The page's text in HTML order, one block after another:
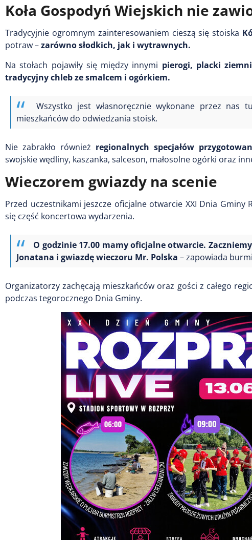
Koła Gospodyń Wiejskich nie
Tradycyjnie ogromnym zainteresowaniem cieszą się stoiska
potraw –zarówno słodkich, jak i wytrawnych.
Na stołach pojawiły się między innymi pierogi, placki
tradycyjny chleb ze smalcem i ogórkiem.
Wszystko jest własnoręcznie wykonane przez nas
mieszkańców do odwiedzania stoisk.
Nie zabrakło również regionalnych specjałów
swojskie wędliny, kaszanka, salceson, małosolne ogórki oraz
Wieczorem gwiazdy na scenie
Przed uczestnikami jeszcze oficjalne otwarcie XXI Dnia
się część koncertowa wydarzenia.
O godzinie 17.00 mamy oficjalne otwarcie.
Jonatana i gwiazdę wieczoru Mr. Polska – zapowiada
Organizatorzy zachęcają mieszkańców oraz gości z całego
podczas tegorocznego Dnia Gminy.